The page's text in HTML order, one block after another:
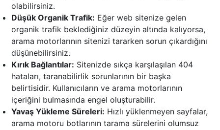
olabilirsiniz.
Düşük Organik Trafik: Eğer web sitenize gelen
organik trafik beklediğiniz düzeyin altında kalıyorsa,
arama motorlarının sitenizi tararken sorun çıkardığını
düşünebilirsiniz.
Kırık Bağlantılar: Sitenizde sıkça karşılaşılan 404
hataları, taranabilirlik sorunlarının bir başka
belirtisidir. Kullanıcıların ve arama motorlarının
içeriğini bulmasında engel oluşturabilir.
Yavaş Yükleme Süreleri: Hızlı yüklenmeyen sayfalar,
arama motoru botlarının tarama sürelerini olumsuz